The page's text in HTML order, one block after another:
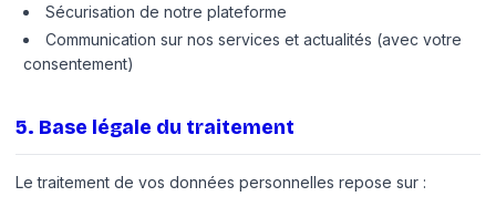
Sécurisation de notre plateforme
Communication sur nos services et actualités (avec votre
consentement)
5. Base légale du traitement
Le traitement de vos données personnelles repose sur :